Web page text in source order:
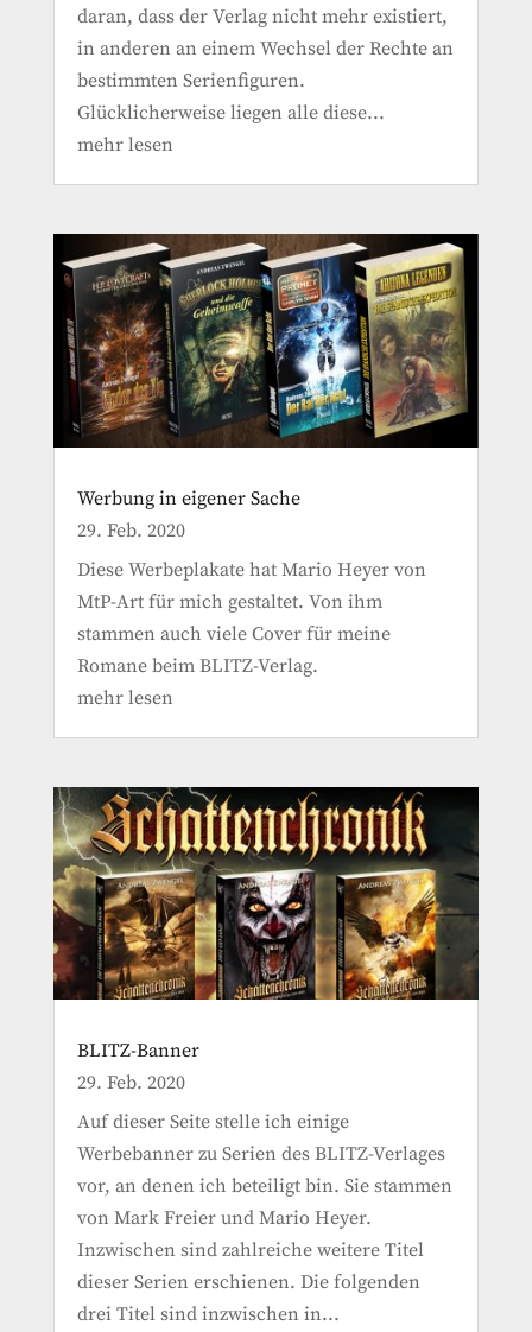
daran, dass der Verlag nicht mehr existiert,
in anderen an einem Wechsel der Rechte an
bestimmten Serienfiguren.
Glücklicherweise liegen alle diese...
mehr lesen
Werbung in eigener Sache
29. Feb. 2020
Diese Werbeplakate hat Mario Heyer von
MtP-Art für mich gestaltet. Von ihm
stammen auch viele Cover für meine
Romane beim BLITZ-Verlag.
mehr lesen
BLITZ-Banner
29. Feb. 2020
Auf dieser Seite stelle ich einige
Werbebanner zu Serien des BLITZ-Verlages
vor, an denen ich beteiligt bin. Sie stammen
von Mark Freier und Mario Heyer.
Inzwischen sind zahlreiche weitere Titel
dieser Serien erschienen. Die folgenden
drei Titel sind inzwischen in...